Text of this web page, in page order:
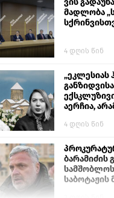
ვის
მადლობა
4 დღის წინ
„ეკლესიას
აერჩია,
4 დღის წინ
ბარამიძის
საბოტაჟის